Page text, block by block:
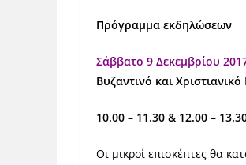
Πρόγραμμα εκδηλώσεων
Σάββατο 9 Δεκεμβρίου
Βυζαντινό και
10.00 – 11.30 & 12.00 –
Οι μικροί επισκέπτες θα